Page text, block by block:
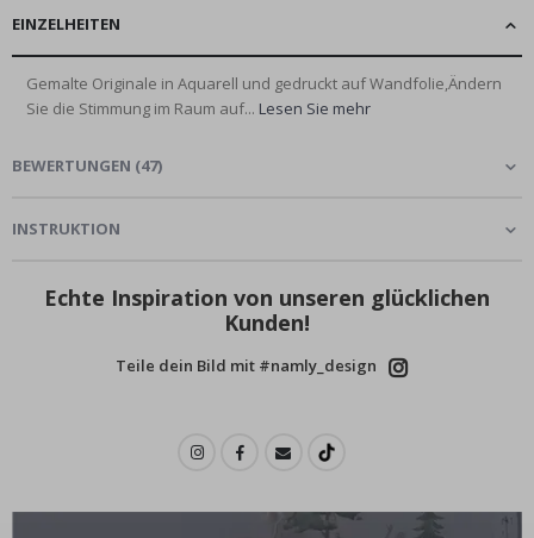
EINZELHEITEN
Gemalte Originale in Aquarell und gedruckt auf Wandfolie,Ändern
Sie die Stimmung im Raum auf... Lesen Sie mehr
BEWERTUNGEN (47)
INSTRUKTION
Echte Inspiration von unseren glücklichen
Kunden!
Teile dein Bild mit #namly_design